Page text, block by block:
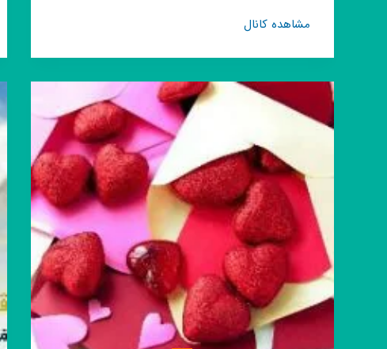
مشاهده کانالکانال
「‌‌‌‌𝑯𝒆𝒔
𝑨𝒓𝒂𝒎𝒆𝒔𝒉حس‌آرامش」